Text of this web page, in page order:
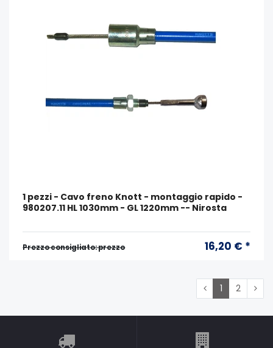
1 pezzi - Cavo freno Knott - montaggio rapido -
980207.11 HL 1030mm - GL 1220mm -- Nirosta
Prezzo consigliato: prezzo 16,20 € *
1 2